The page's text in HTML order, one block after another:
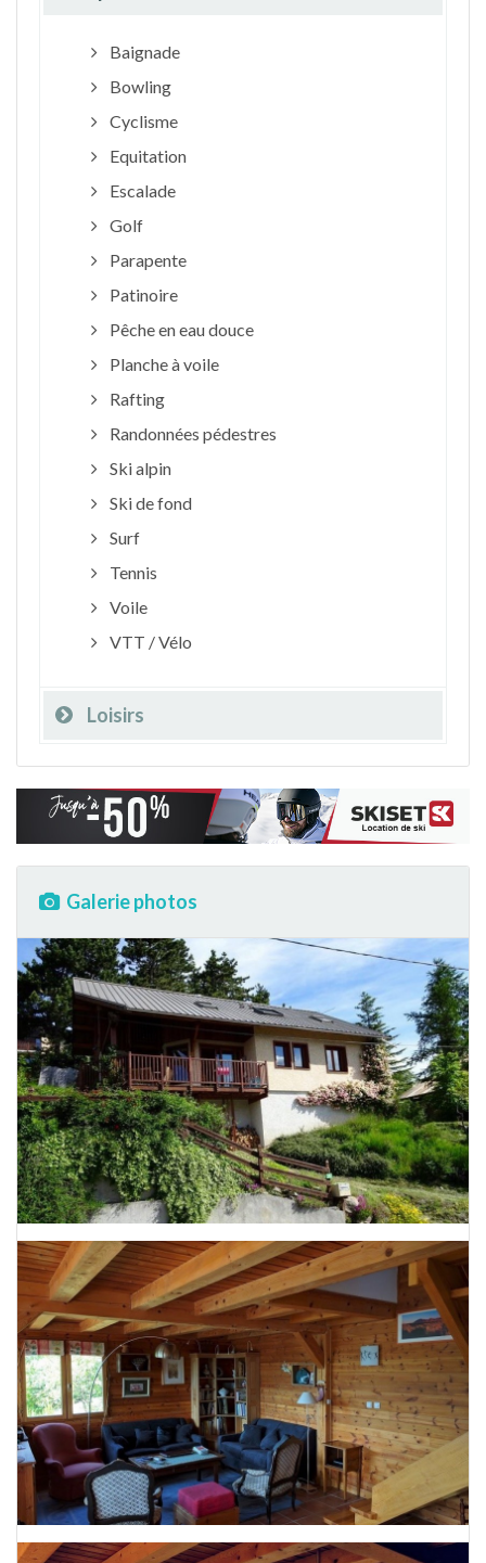
Baignade
Bowling
Cyclisme
Equitation
Escalade
Golf
Parapente
Patinoire
Pêche en eau douce
Planche à voile
Rafting
Randonnées pédestres
Ski alpin
Ski de fond
Surf
Tennis
Voile
VTT / Vélo
Loisirs
Galerie photos